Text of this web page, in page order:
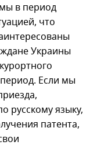
в период
что
Украины
Если мы
русскому языку,
патента,